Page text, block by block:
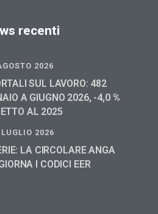
recenti
2026
SUL LAVORO: 482
A GIUGNO 2026, -4,0 %
AL 2025
2026
LA CIRCOLARE ANGA
I CODICI EER